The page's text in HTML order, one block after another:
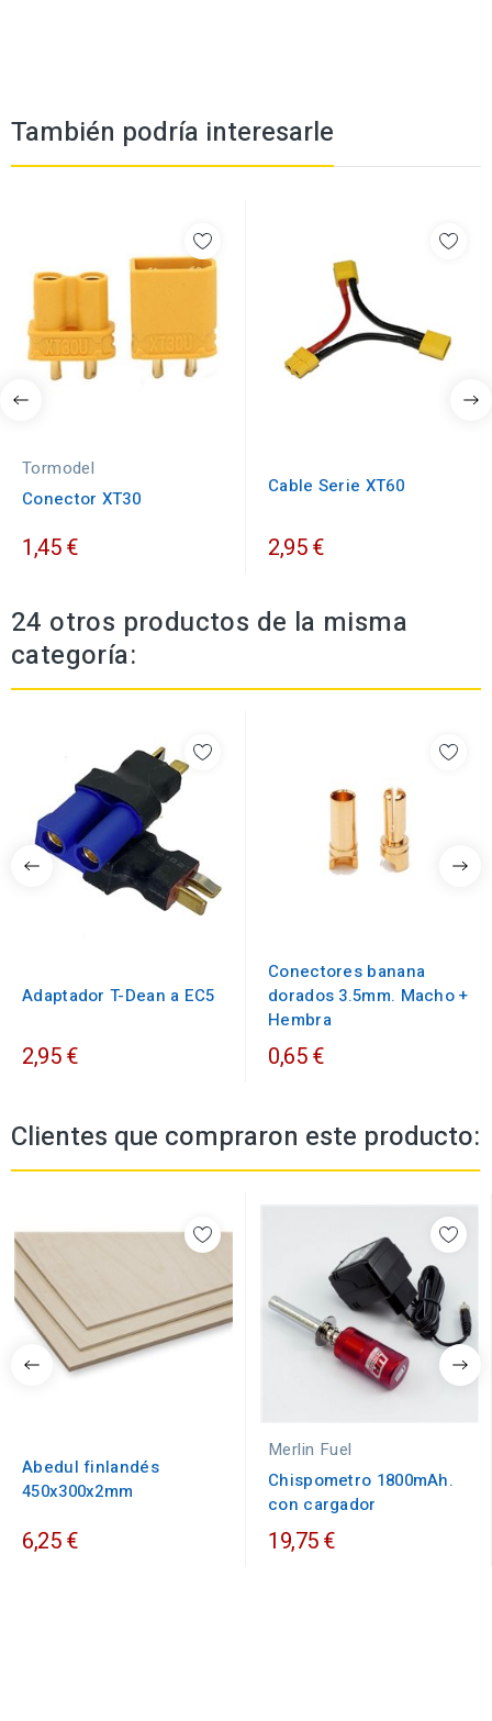
También podría interesarle
Tormodel
Conector XT30
1,45 €
Cable Serie XT60
2,95 €
24 otros productos de la misma
categoría:
Adaptador T-Dean a EC5
2,95 €
Conectores banana
dorados 3.5mm. Macho +
Hembra
0,65 €
Clientes que compraron este producto:
Abedul finlandés
450x300x2mm
6,25 €
Merlin Fuel
Chispometro 1800mAh.
con cargador
19,75 €